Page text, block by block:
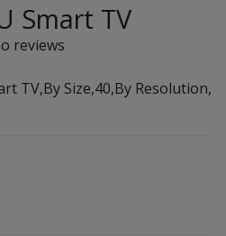
Smart TV
reviews
TV,By Size,40,By Resolution,